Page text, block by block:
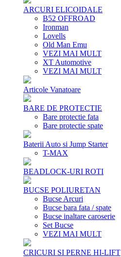
ARCURI ELICOIDALE
B52 OFFROAD
Ironman
Lovells
Old Man Emu
VEZI MAI MULT
XT Automotive
VEZI MAI MULT
Articole Vanatoare
BARE DE PROTECTIE
Bare protectie fata
Bare protectie spate
Baterii Auto si Jump Starter
T-MAX
BEADLOCK-URI ROTI
BUCSE POLIURETAN
Bucse Arcuri
Bucse bara fata / spate
Bucse inaltare caroserie
Set Bucse
VEZI MAI MULT
CRICURI SI PERNE HI-LIFT